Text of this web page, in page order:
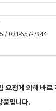
/ 031-557-7844
요청에 의해 바로
품입니다.